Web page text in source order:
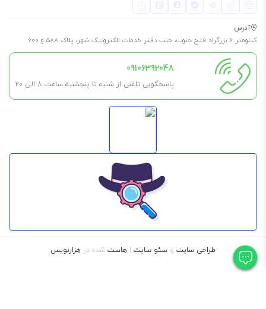
آدرس
کیلومتر 6 بزرگراه فتح جنوب، جنب دفتر خدمات الکترونیک شهر، پلاک 588 و 600
09106392048
پاسخگویی تلفنی از شنبه تا پنجشنبه ساعت 8 الی ۲۰
طراحی سایت و سئو سایت | هاست شده در هزارنویس